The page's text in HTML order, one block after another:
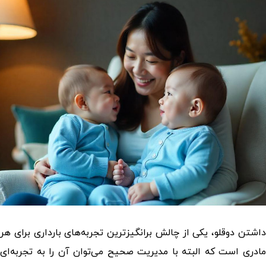
داشتن دوقلو، یکی از چالش برانگیزترین تجربه‌های بارداری برای هر
مادری است که البته با مدیریت صحیح می‌توان آن را به تجربه‌ای